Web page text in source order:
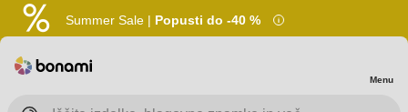
Summer Sale | Popusti do -40 %
Menu